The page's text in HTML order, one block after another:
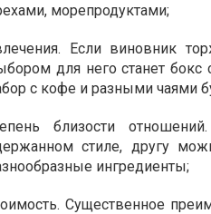
морепродуктами;
Если виновник
для него станет бокс
с кофе и разными чаями
близости
стиле, другу
ингредиенты;
Существенное